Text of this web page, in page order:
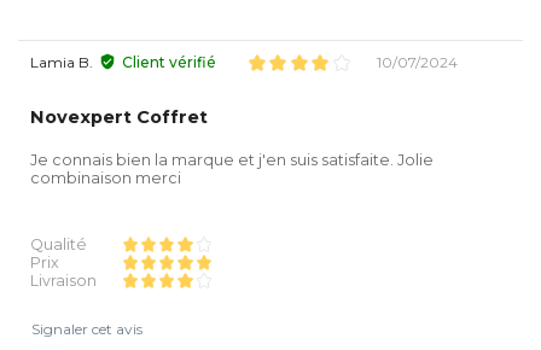
Lamia B. Client vérifié 10/07/2024
Novexpert Coffret
Je connais bien la marque et j'en suis satisfaite. Jolie
combinaison merci
Qualité
Prix
Livraison
Signaler cet avis